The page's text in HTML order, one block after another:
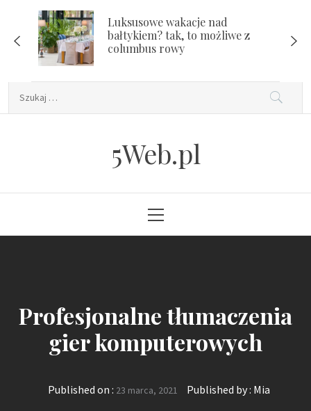
content
Luksusowe wakacje nad
bałtykiem? tak, to możliwe z
columbus rowy
5Web.pl
Menu
Profesjonalne tłumaczenia
gier komputerowych
Published on : 23 marca, 2021 Published by : Mia